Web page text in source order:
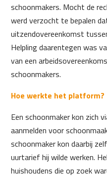
schoonmakers. Mocht de
werd verzocht te bepalen
uitzendovereenkomst
Helpling daarentegen was
van een
schoonmakers.
Hoe werkte het platform?
Een schoonmaker kon zich
aanmelden voor
schoonmaker kon daarbij
uurtarief hij wilde werken.
huishoudens die op zoek